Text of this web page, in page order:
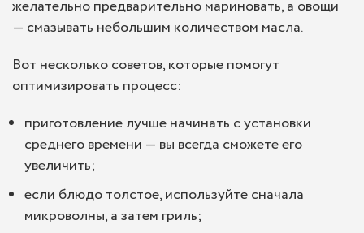
желательно предварительно мариновать, а овощи
— смазывать небольшим количеством масла.
Вот несколько советов, которые помогут
оптимизировать процесс:
приготовление лучше начинать с установки
среднего времени — вы всегда сможете его
увеличить;
если блюдо толстое, используйте сначала
микроволны, а затем гриль;